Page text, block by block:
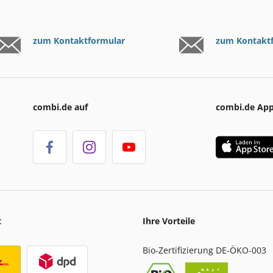
zum Kontaktformular zum
combi.de auf combi.de
Ihre Vorteile
Bio-Zertifizierung DE-ÖKO-003